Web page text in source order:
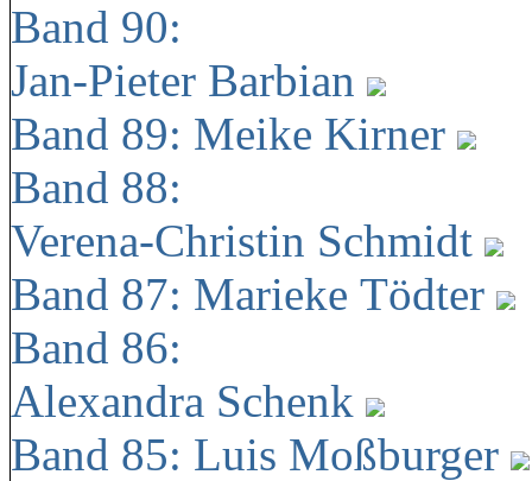
Band 90:
Jan-Pieter Barbian
Band 89: Meike Kirner
Band 88:
Verena-Christin Schmidt
Band 87: Marieke Tödter
Band 86:
Alexandra Schenk
Band 85: Luis Moßburger